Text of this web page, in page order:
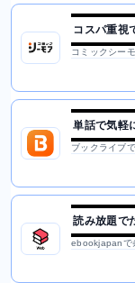
コスパ重視
コミックシー
単話で気軽
ブックライブ
読み放題で
ebookjapanで